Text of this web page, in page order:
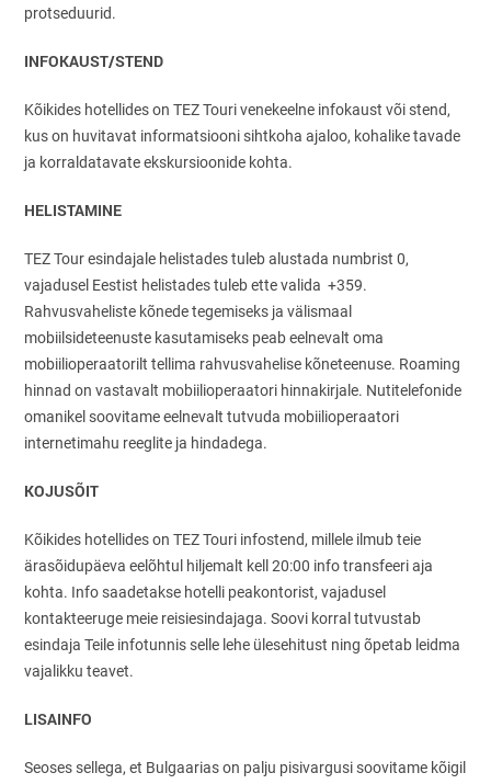
protseduurid.
INFOKAUST/STEND
Kõikides hotellides on TEZ Touri venekeelne infokaust või stend,
kus on huvitavat informatsiooni sihtkoha ajaloo, kohalike tavade
ja korraldatavate ekskursioonide kohta.
HELISTAMINE
TEZ Tour esindajale helistades tuleb alustada numbrist 0,
vajadusel Eestist helistades tuleb ette valida +359.
Rahvusvaheliste kõnede tegemiseks ja välismaal
mobiilsideteenuste kasutamiseks peab eelnevalt oma
mobiilioperaatorilt tellima rahvusvahelise kõneteenuse. Roaming
hinnad on vastavalt mobiilioperaatori hinnakirjale. Nutitelefonide
omanikel soovitame eelnevalt tutvuda mobiilioperaatori
internetimahu reeglite ja hindadega.
KOJUSÕIT
Kõikides hotellides on TEZ Touri infostend, millele ilmub teie
ärasõidupäeva eelõhtul hiljemalt kell 20:00 info transfeeri aja
kohta. Info saadetakse hotelli peakontorist, vajadusel
kontakteeruge meie reisiesindajaga. Soovi korral tutvustab
esindaja Teile infotunnis selle lehe ülesehitust ning õpetab leidma
vajalikku teavet.
LISAINFO
Seoses sellega, et Bulgaarias on palju pisivargusi soovitame kõigil